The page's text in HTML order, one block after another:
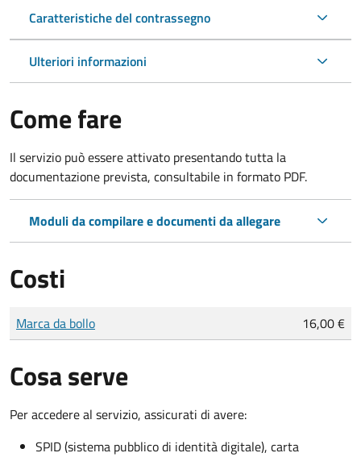
Caratteristiche del contrassegno
Ulteriori informazioni
Come fare
Il servizio può essere attivato presentando tutta la
documentazione prevista, consultabile in formato PDF.
Moduli da compilare e documenti da allegare
Costi
Tipo di pagamento
Importo
Marca da bollo 16,00 €
Cosa serve
Per accedere al servizio, assicurati di avere:
SPID (sistema pubblico di identità digitale), carta